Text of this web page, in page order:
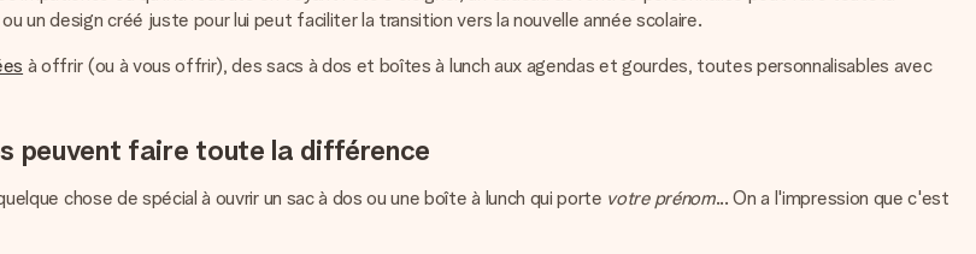
un design créé juste pour lui peut faciliter la transition vers la nouvelle année scolaire.
à offrir (ou à vous offrir), des sacs à dos et boîtes à lunch aux agendas et gourdes, toutes personnalisables avec
peuvent faire toute la différence
chose de spécial à ouvrir un sac à dos ou une boîte à lunch qui porte votre prénom... On a l'impression que c'est